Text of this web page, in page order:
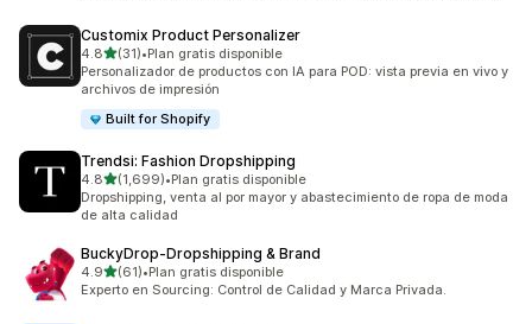
Customix Product Personalizer
4.8de 5 estrellas
(31)
31 reseñas en total
•Plan gratis disponible
Personalizador de productos con IA para POD: vista previa en vivo y
archivos de impresión
Built for Shopify
Trendsi: Fashion Dropshipping
4.8de 5 estrellas
(1,699)
1699 reseñas en total
•Plan gratis disponible
Dropshipping, venta al por mayor y abastecimiento de ropa de moda
de alta calidad
BuckyDrop‑Dropshipping & Brand
4.9de 5 estrellas
(61)
61 reseñas en total
•Plan gratis disponible
Experto en Sourcing: Control de Calidad y Marca Privada.